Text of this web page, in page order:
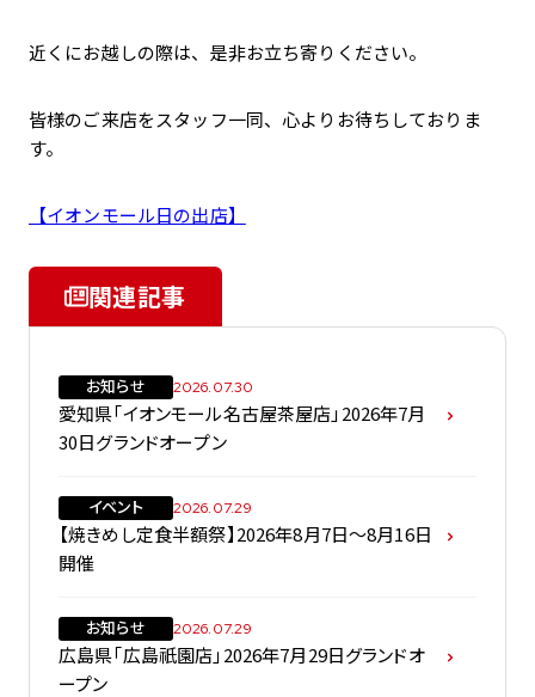
近くにお越しの際は、是非お立ち寄りください。
皆様のご来店をスタッフ一同、心よりお待ちしておりま
す。
【イオンモール日の出店】
関連記事
お知らせ 2026.07.30
愛知県「イオンモール名古屋茶屋店」2026年7月
30日グランドオープン
イベント 2026.07.29
【焼きめし定食半額祭】2026年8月7日～8月16日
開催
お知らせ 2026.07.29
広島県「広島祇園店」2026年7月29日グランドオ
ープン